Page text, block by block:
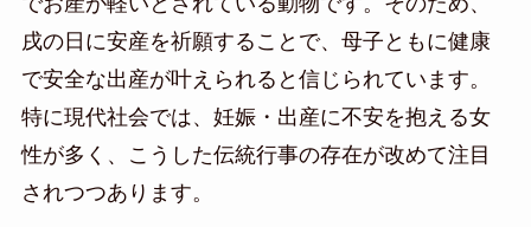
戌の日に安産を祈願することで、母子ともに健康
で安全な出産が叶えられると信じられています。
特に現代社会では、妊娠・出産に不安を抱える女
性が多く、こうした伝統行事の存在が改めて注目
されつつあります。